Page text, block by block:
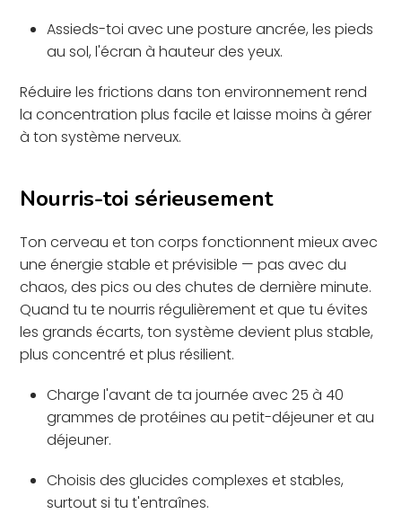
Assieds-toi avec une posture ancrée, les pieds
au sol, l'écran à hauteur des yeux.
Réduire les frictions dans ton environnement rend
la concentration plus facile et laisse moins à gérer
à ton système nerveux.
Nourris-toi sérieusement
Ton cerveau et ton corps fonctionnent mieux avec
une énergie stable et prévisible — pas avec du
chaos, des pics ou des chutes de dernière minute.
Quand tu te nourris régulièrement et que tu évites
les grands écarts, ton système devient plus stable,
plus concentré et plus résilient.
Charge l'avant de ta journée avec 25 à 40
grammes de protéines au petit-déjeuner et au
déjeuner.
Choisis des glucides complexes et stables,
surtout si tu t'entraînes.